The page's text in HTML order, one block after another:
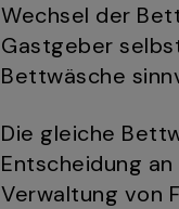
Wechsel der
Gastgeber
Bettwäsche
Die gleiche
Entscheidung
Verwaltung von